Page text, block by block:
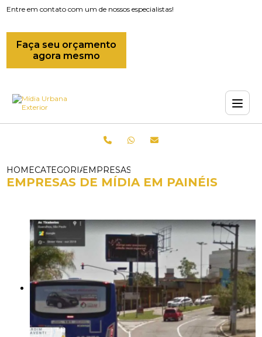
Entre em contato com um de nossos especialistas!
Faça seu orçamento
agora mesmo
HOMECATEGORIASEMPRESAS DE MIDIA EM PAINEIS
EMPRESAS DE MÍDIA EM PAINÉIS